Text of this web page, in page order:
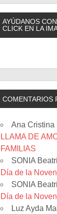
AYÚDANOS
CLICK EN LA
COMENTARIOS
Ana Cristina
LLAMA DE
FAMILIAS
SONIA
Día de la
SONIA
Día de la
Luz Ayda